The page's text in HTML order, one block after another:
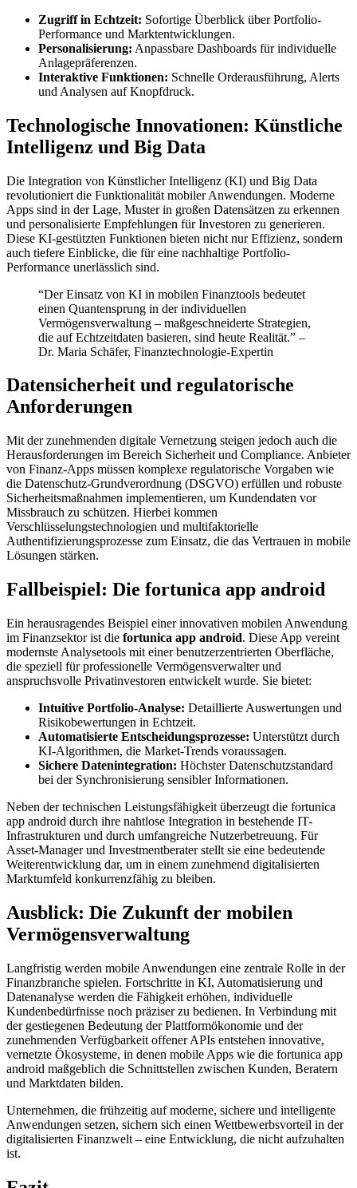
Zugriff in Echtzeit: Sofortige Überblick über Portfolio-
Performance und Marktentwicklungen.
Personalisierung: Anpassbare Dashboards für individuelle
Anlagepräferenzen.
Interaktive Funktionen: Schnelle Orderausführung, Alerts
und Analysen auf Knopfdruck.
Technologische Innovationen: Künstliche
Intelligenz und Big Data
Die Integration von Künstlicher Intelligenz (KI) und Big Data
revolutioniert die Funktionalität mobiler Anwendungen. Moderne
Apps sind in der Lage, Muster in großen Datensätzen zu erkennen
und personalisierte Empfehlungen für Investoren zu generieren.
Diese KI-gestützten Funktionen bieten nicht nur Effizienz, sondern
auch tiefere Einblicke, die für eine nachhaltige Portfolio-
Performance unerlässlich sind.
“Der Einsatz von KI in mobilen Finanztools bedeutet
einen Quantensprung in der individuellen
Vermögensverwaltung – maßgeschneiderte Strategien,
die auf Echtzeitdaten basieren, sind heute Realität.” –
Dr. Maria Schäfer, Finanztechnologie-Expertin
Datensicherheit und regulatorische
Anforderungen
Mit der zunehmenden digitale Vernetzung steigen jedoch auch die
Herausforderungen im Bereich Sicherheit und Compliance. Anbieter
von Finanz-Apps müssen komplexe regulatorische Vorgaben wie
die Datenschutz-Grundverordnung (DSGVO) erfüllen und robuste
Sicherheitsmaßnahmen implementieren, um Kundendaten vor
Missbrauch zu schützen. Hierbei kommen
Verschlüsselungstechnologien und multifaktorielle
Authentifizierungsprozesse zum Einsatz, die das Vertrauen in mobile
Lösungen stärken.
Fallbeispiel: Die fortunica app android
Ein herausragendes Beispiel einer innovativen mobilen Anwendung
im Finanzsektor ist die fortunica app android. Diese App vereint
modernste Analysetools mit einer benutzerzentrierten Oberfläche,
die speziell für professionelle Vermögensverwalter und
anspruchsvolle Privatinvestoren entwickelt wurde. Sie bietet:
Intuitive Portfolio-Analyse: Detaillierte Auswertungen und
Risikobewertungen in Echtzeit.
Automatisierte Entscheidungsprozesse: Unterstützt durch
KI-Algorithmen, die Market-Trends voraussagen.
Sichere Datenintegration: Höchster Datenschutzstandard
bei der Synchronisierung sensibler Informationen.
Neben der technischen Leistungsfähigkeit überzeugt die fortunica
app android durch ihre nahtlose Integration in bestehende IT-
Infrastrukturen und durch umfangreiche Nutzerbetreuung. Für
Asset-Manager und Investmentberater stellt sie eine bedeutende
Weiterentwicklung dar, um in einem zunehmend digitalisierten
Marktumfeld konkurrenzfähig zu bleiben.
Ausblick: Die Zukunft der mobilen
Vermögensverwaltung
Langfristig werden mobile Anwendungen eine zentrale Rolle in der
Finanzbranche spielen. Fortschritte in KI, Automatisierung und
Datenanalyse werden die Fähigkeit erhöhen, individuelle
Kundenbedürfnisse noch präziser zu bedienen. In Verbindung mit
der gestiegenen Bedeutung der Plattformökonomie und der
zunehmenden Verfügbarkeit offener APIs entstehen innovative,
vernetzte Ökosysteme, in denen mobile Apps wie die fortunica app
android maßgeblich die Schnittstellen zwischen Kunden, Beratern
und Marktdaten bilden.
Unternehmen, die frühzeitig auf moderne, sichere und intelligente
Anwendungen setzen, sichern sich einen Wettbewerbsvorteil in der
digitalisierten Finanzwelt – eine Entwicklung, die nicht aufzuhalten
ist.